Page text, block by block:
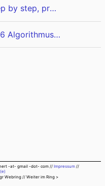
How to sell your NFT — step by step, pros and cons
Wie funktioniert der SHA256 Algorithmus…im Detail? (Teil&nbsp;1/2)
-at- gmail -dot- com// Impressum //
Webring // Weiter im Ring >